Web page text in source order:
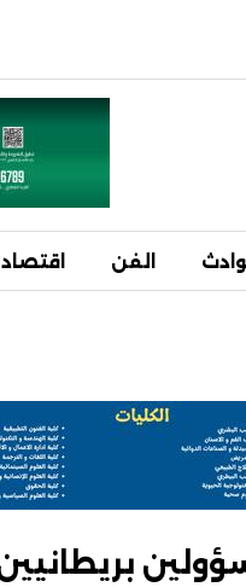
الفن اقتصاد
بريطانيين